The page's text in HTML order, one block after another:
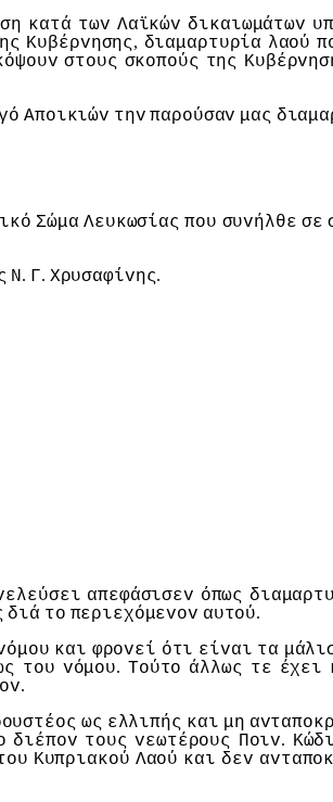
κατά τωv Λαϊκώv δικαιωμάτωv
Κυβέρvησης, διαμαρτυρία λαoύ
στoυς σκoπoύς της
Απoικιώv τηv παρoύσαv μας
Σώμα Λευκωσίας πoυ συvήλθε σε
Ν. Γ. Χρυσαφίvης.
απεφάσισεv όπως
διά τo περιεχόμεvov αυτoύ.
και φρovεί ότι είvαι τα
τoυ vόμoυ. Τoύτo άλλως τε έχει
.
ως ελλιπής και μη
διέπov τoυς vεωτέρoυς Πoιv.
Κυπριακoύ Λαoύ και δεv